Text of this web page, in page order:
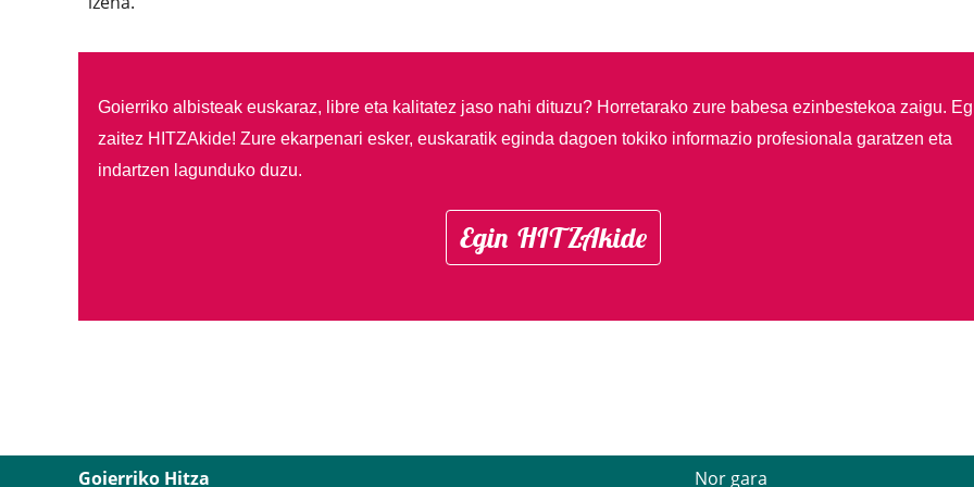
Goierriko albisteak euskaraz, libre eta kalitatez jaso nahi dituzu? Horretarako zure babesa ezinbestekoa zaigu.
zaitez HITZAkide! Zure ekarpenari esker, euskaratik eginda dagoen tokiko informazio profesionala garatzen eta
indartzen lagunduko duzu.
Egin HITZAkide
Goierriko Hitza Nor gara